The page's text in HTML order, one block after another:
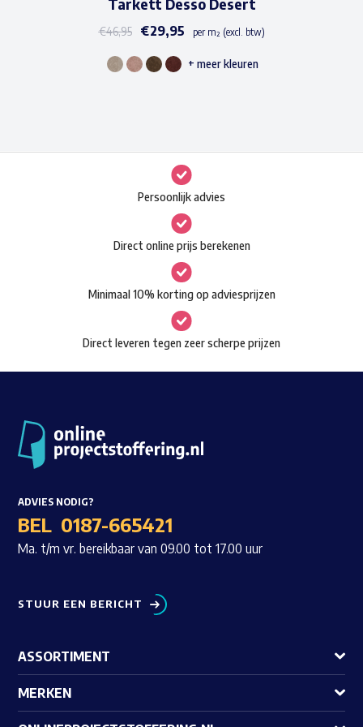
Tarkett Desso Desert
€46,95 €29,95 per m² (excl. btw)
Dit
variaties.
Deze
optie
kan
gekozen
worden
op
de
productpagina
+ meer kleuren
Persoonlijk advies
Direct online prijs berekenen
Minimaal 10% korting op adviesprijzen
Direct leveren tegen zeer scherpe prijzen
ADVIES NODIG?
BEL 0187-665421
Ma. t/m vr. bereikbaar van 09.00 tot 17.00 uur
STUUR EEN BERICHT
ASSORTIMENT
MERKEN